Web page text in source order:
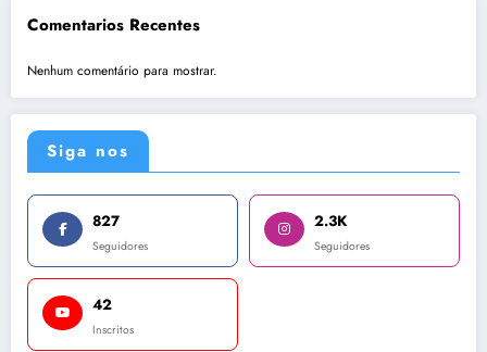
Comentarios Recentes
Nenhum comentário para mostrar.
Siga nos
827
Seguidores
2.3K
Seguidores
42
Inscritos